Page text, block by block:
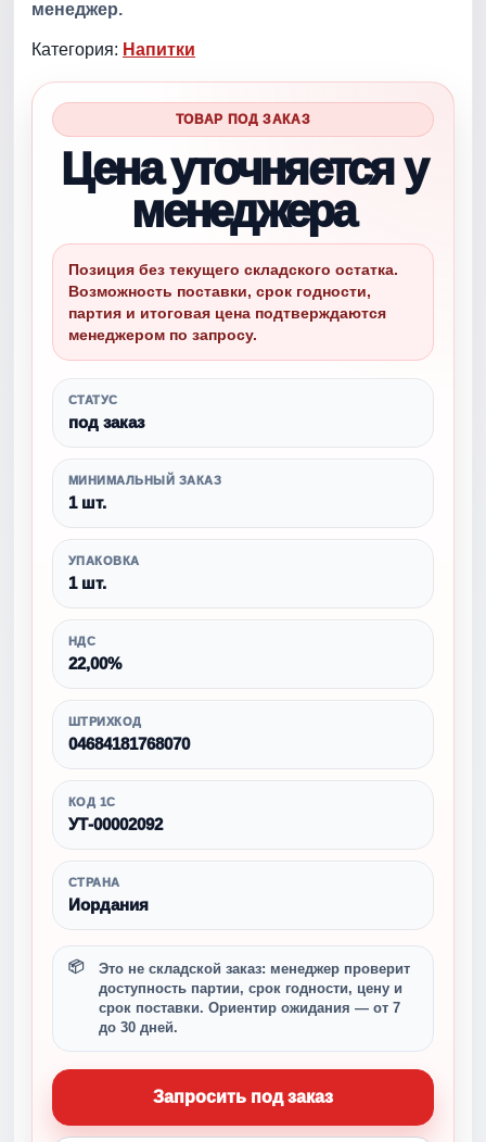
менеджер.
Категория: Напитки
ТОВАР ПОД ЗАКАЗ
Цена уточняется у
менеджера
Позиция без текущего складского остатка.
Возможность поставки, срок годности,
партия и итоговая цена подтверждаются
менеджером по запросу.
СТАТУС
под заказ
МИНИМАЛЬНЫЙ ЗАКАЗ
1 шт.
УПАКОВКА
1 шт.
НДС
22,00%
ШТРИХКОД
04684181768070
КОД 1С
УТ-00002092
СТРАНА
Иордания
Это не складской заказ: менеджер проверит
доступность партии, срок годности, цену и
срок поставки. Ориентир ожидания — от 7
до 30 дней.
Запросить под заказ